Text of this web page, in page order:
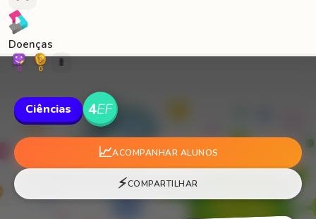
Doenças
0 0 🐛
Ciências
📈ACOMPANHAR ALUNOS
⚡COMPARTILHAR